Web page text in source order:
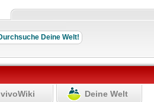
vivoWiki Deine Welt